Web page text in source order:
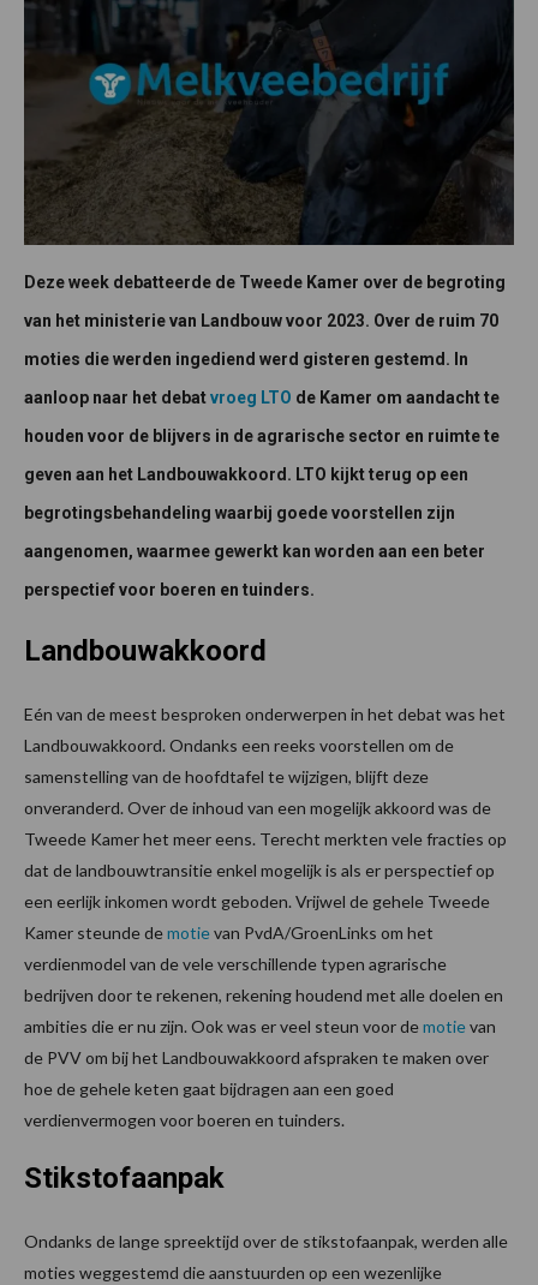
Deze week debatteerde de Tweede Kamer over de begroting
van het ministerie van Landbouw voor 2023. Over de ruim 70
moties die werden ingediend werd gisteren gestemd. In
aanloop naar het debatvroeg LTO de Kamer om aandacht te
houden voor de blijvers in de agrarische sector en ruimte te
geven aan het Landbouwakkoord. LTO kijkt terug op een
begrotingsbehandeling waarbij goede voorstellen zijn
aangenomen, waarmee gewerkt kan worden aan een beter
perspectief voor boeren en tuinders.
Landbouwakkoord
Eén van de meest besproken onderwerpen in het debat was het
Landbouwakkoord. Ondanks een reeks voorstellen om de
samenstelling van de hoofdtafel te wijzigen, blijft deze
onveranderd. Over de inhoud van een mogelijk akkoord was de
Tweede Kamer het meer eens. Terecht merkten vele fracties op
dat de landbouwtransitie enkel mogelijk is als er perspectief op
een eerlijk inkomen wordt geboden. Vrijwel de gehele Tweede
Kamer steunde demotievan PvdA/GroenLinks om het
verdienmodel van de vele verschillende typen agrarische
bedrijven door te rekenen, rekening houdend met alle doelen en
ambities die er nu zijn. Ook was er veel steun voor demotievan
de PVV om bij het Landbouwakkoord afspraken te maken over
hoe de gehele keten gaat bijdragen aan een goed
verdienvermogen voor boeren en tuinders.
Stikstofaanpak
Ondanks de lange spreektijd over de stikstofaanpak, werden alle
moties weggestemd die aanstuurden op een wezenlijke